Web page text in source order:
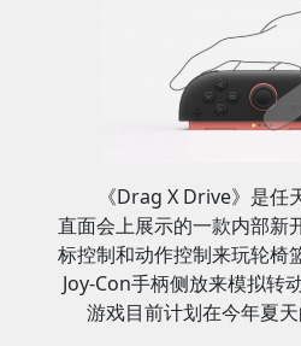
《Drag X Drive》是
直面会上展示的一款内部新
标控制和动作控制来玩轮椅
Joy-Con手柄侧放来模拟转
游戏目前计划在今年夏天